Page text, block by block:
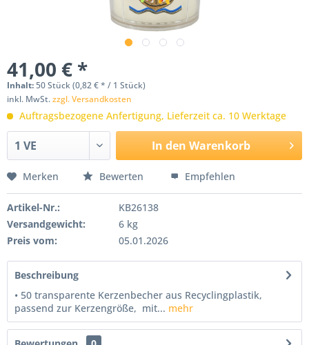
41,00 € *
Inhalt:50 Stück (0,82 € * / 1 Stück)
inkl. MwSt.zzgl. Versandkosten
Auftragsbezogene Anfertigung, Lieferzeit ca. 10 Werktage
In den Warenkorb
Merken Bewerten Empfehlen
Artikel-Nr.:
KB26138
Versandgewicht:
6 kg
Preis vom:
05.01.2026
Beschreibung
• 50 transparente Kerzenbecher aus Recyclingplastik,
passend zur Kerzengröße, mit... mehr